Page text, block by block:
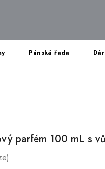
Pánská řada
parfém 100 mL s